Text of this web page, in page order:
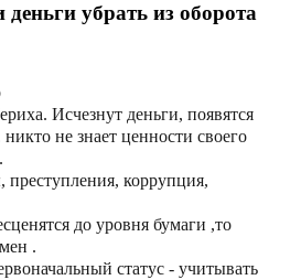
деньги убрать из оборота
Исчезнут деньги, появятся
никто не знает ценности своего
преступления, коррупция,
до уровня бумаги ,то
.
статус - учитывать